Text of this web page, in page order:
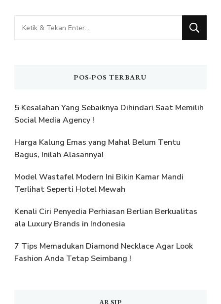
Mencari
Sesuatu?
POS-POS TERBARU
5 Kesalahan Yang Sebaiknya Dihindari Saat Memilih
Social Media Agency !
Harga Kalung Emas yang Mahal Belum Tentu
Bagus, Inilah Alasannya!
Model Wastafel Modern Ini Bikin Kamar Mandi
Terlihat Seperti Hotel Mewah
Kenali Ciri Penyedia Perhiasan Berlian Berkualitas
ala Luxury Brands in Indonesia
7 Tips Memadukan Diamond Necklace Agar Look
Fashion Anda Tetap Seimbang !
ARSIP